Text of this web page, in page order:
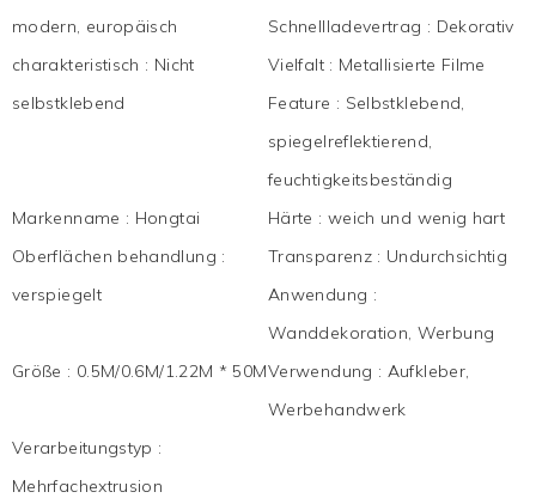
modern, europäisch
Schnellladevertrag : Dekorativ
charakteristisch : Nicht
selbstklebend
Vielfalt : Metallisierte Filme
Feature : Selbstklebend,
spiegelreflektierend,
feuchtigkeitsbeständig
Markenname : Hongtai Härte : weich und wenig hart
Oberflächen behandlung :
verspiegelt
Transparenz : Undurchsichtig
Anwendung :
Wanddekoration, Werbung
Größe : 0.5M/0.6M/1.22M * 50MVerwendung : Aufkleber,
Werbehandwerk
Verarbeitungstyp :
Mehrfachextrusion